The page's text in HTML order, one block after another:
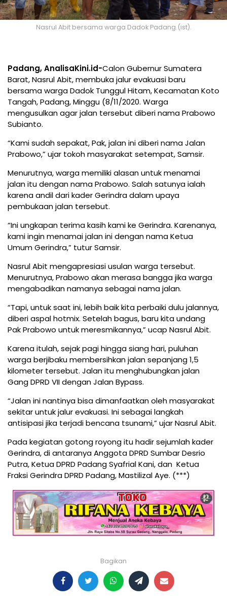
Nasrul Abit bersama warga Dadok Padang.(ist).
Padang, AnalisaKini.id-Calon Gubernur Sumatera
Barat, Nasrul Abit, membuka jalur evakuasi baru
bersama warga Dadok Tunggul Hitam, Kecamatan Koto
Tangah, Padang, Minggu (8/11/2020. Warga
mengusulkan agar jalan tersebut diberi nama Prabowo
Subianto.
“Kami sudah sepakat, Pak, jalan ini diberi nama Jalan
Prabowo,” ujar tokoh masyarakat setempat, Samsir.
Menurutnya, warga memiliki alasan untuk menamai
jalan itu dengan nama Prabowo. Salah satunya ialah
karena andil dari kader Gerindra dalam upaya
pembukaan jalan tersebut.
“Ini ungkapan terima kasih kami ke Gerindra. Karenanya,
kami ingin menamai jalan ini dengan nama Ketua
Umum Gerindra,” tutur Samsir.
Nasrul Abit mengapresiasi usulan warga tersebut.
Menurutnya, Prabowo akan merasa bangga jika warga
mengabadikan namanya sebagai nama jalan.
“Tapi, untuk saat ini, lebih baik kita perbaiki dulu jalannya,
diberi aspal hotmix. Setelah bagus, baru kita undang
Pak Prabowo untuk meresmikannya,” ucap Nasrul Abit.
Karena itulah, sejak pagi hingga siang hari, puluhan
warga berjibaku membersihkan jalan sepanjang 1,5
kilometer tersebut. Jalan itu menghubungkan jalan
Gang DPRD VII dengan Jalan Bypass.
“Jalan ini nantinya bisa dimanfaatkan oleh masyarakat
sekitar untuk jalur evakuasi. Ini sebagai langkah
antisipasi jika terjadi bencana tsunami,” ujar Nasrul Abit.
Pada kegiatan gotong royong itu hadir sejumlah kader
Gerindra, di antaranya Anggota DPRD Sumbar Desrio
Putra, Ketua DPRD Padang Syafrial Kani, dan Ketua
Fraksi Gerindra DPRD Padang, Mastilizal Aye. (***)
Bagikan